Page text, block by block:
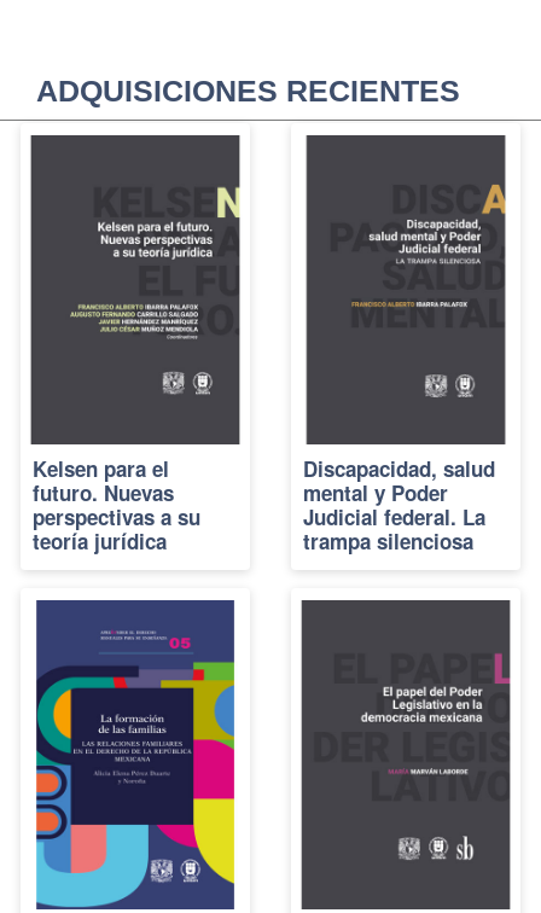
ADQUISICIONES RECIENTES
Kelsen para el
futuro. Nuevas
perspectivas a su
teoría jurídica
Discapacidad, salud
mental y Poder
Judicial federal. La
trampa silenciosa